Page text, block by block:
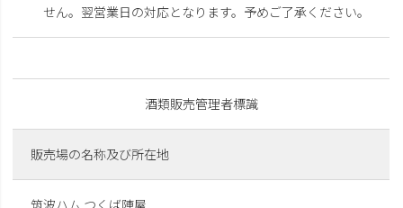
せん。翌営業日の対応となります。予めご了承ください。
酒類販売管理者標識
販売場の名称及び所在地